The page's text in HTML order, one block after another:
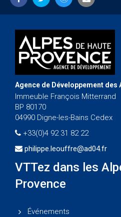
Agence de Développement des
Immeuble François Mitterrand
BP 80170
04990 Digne-les-Bains Cedex
+33(0)4 92 31 82 22
philippe.leouffre@ad04.fr
VTTez dans les
Provence
Événements